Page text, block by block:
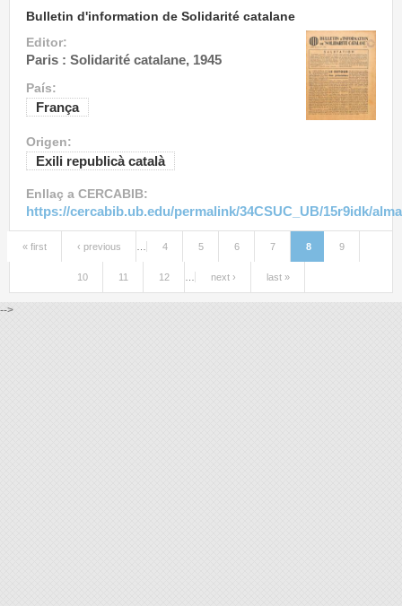
Bulletin d'information de Solidarité catalane
Editor:
Paris : Solidarité catalane, 1945
País:
França
Origen:
Exili republicà català
Enllaç a CERCABIB:
https://cercabib.ub.edu/permalink/34CSUC_UB/15r9idk/
Pages
« first ‹ previous 4 5 6 7 8 9
10 11 12 next › last »
-->